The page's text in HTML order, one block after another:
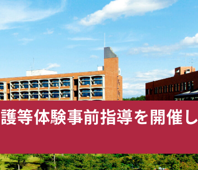
体験事前指導を開催し